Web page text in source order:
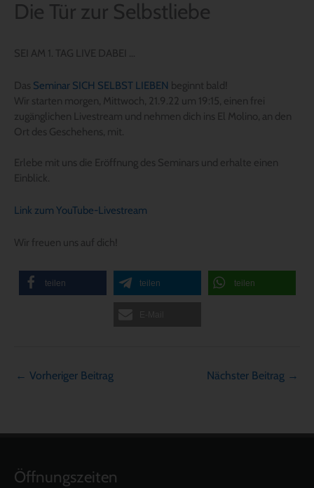
Die Tür zur Selbstliebe
SEI AM 1. TAG LIVE DABEI …
Das Seminar SICH SELBST LIEBEN beginnt bald!
Wir starten morgen, Mittwoch, 21.9.22 um 19:15, einen frei
zugänglichen Livestream und nehmen dich ins El Molino, an den
Ort des Geschehens, mit.
Erlebe mit uns die Eröffnung des Seminars und erhalte einen
Einblick.
Link zum YouTube-Livestream
Wir freuen uns auf dich!
teilen teilen teilen
← Vorheriger Beitrag Nächster Beitrag →
Öffnungszeiten